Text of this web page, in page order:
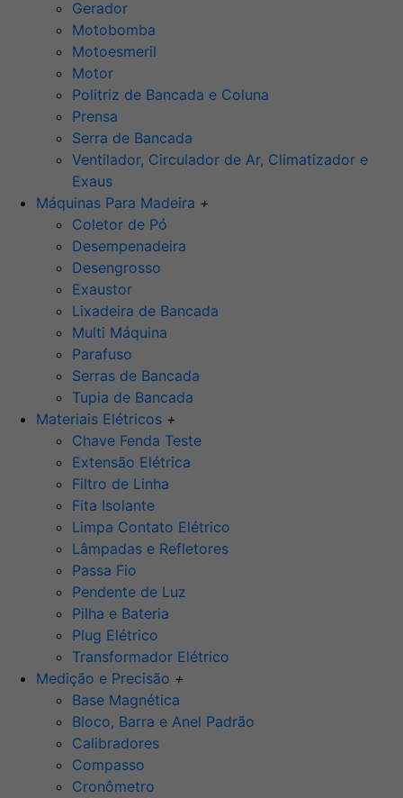
Gerador
Motobomba
Motoesmeril
Motor
Politriz de Bancada e Coluna
Prensa
Serra de Bancada
Ventilador, Circulador de Ar, Climatizador e
Exaus
Máquinas Para Madeira +
Coletor de Pó
Desempenadeira
Desengrosso
Exaustor
Lixadeira de Bancada
Multi Máquina
Parafuso
Serras de Bancada
Tupia de Bancada
Materiais Elétricos +
Chave Fenda Teste
Extensão Elétrica
Filtro de Linha
Fita Isolante
Limpa Contato Elétrico
Lâmpadas e Refletores
Passa Fio
Pendente de Luz
Pilha e Bateria
Plug Elétrico
Transformador Elétrico
Medição e Precisão +
Base Magnética
Bloco, Barra e Anel Padrão
Calibradores
Compasso
Cronômetro